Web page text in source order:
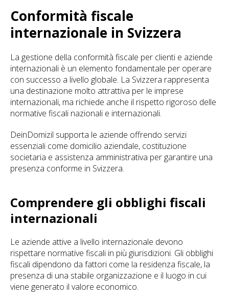
Conformità fiscale
internazionale in Svizzera
La gestione della conformità fiscale per clienti e aziende
internazionali è un elemento fondamentale per operare
con successo a livello globale. La Svizzera rappresenta
una destinazione molto attrattiva per le imprese
internazionali, ma richiede anche il rispetto rigoroso delle
normative fiscali nazionali e internazionali.
DeinDomizil supporta le aziende offrendo servizi
essenziali come domicilio aziendale, costituzione
societaria e assistenza amministrativa per garantire una
presenza conforme in Svizzera.
Comprendere gli obblighi fiscali
internazionali
Le aziende attive a livello internazionale devono
rispettare normative fiscali in più giurisdizioni. Gli obblighi
fiscali dipendono da fattori come la residenza fiscale, la
presenza di una stabile organizzazione e il luogo in cui
viene generato il valore economico.